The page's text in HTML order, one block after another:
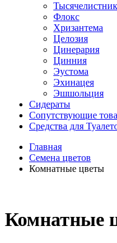
Тысячелистник
Флокс
Хризантема
Целозия
Цинерария
Цинния
Эустома
Эхинацея
Эшшольция
Сидераты
Сопутствующие
Средства для
Главная
Семена цветов
Комнатные цветы
Комнатные